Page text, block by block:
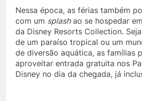
Nessa época, as férias também
com um splashao se hospedar
da Disney Resorts Collection.
de um paraíso tropical ou um
de diversão aquática, as famílias
aproveitar entrada gratuita nos
Disney no dia da chegada, já